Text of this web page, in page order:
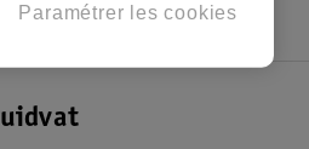
Paramétrer les cookies